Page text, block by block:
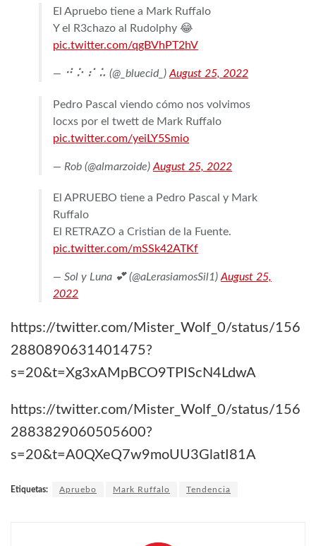
El Apruebo tiene a Mark Ruffalo
Y el R3chazo al Rudolphy 😂
pic.twitter.com/qgBVhPT2hV
— ⠚ ⠕ ⠎ ⠥ (@_bluecid_) August 25, 2022
Pedro Pascal viendo cómo nos volvimos
locxs por el twett de Mark Ruffalo
pic.twitter.com/yeiLY5Smio
— Rob (@almarzoide) August 25, 2022
El APRUEBO tiene a Pedro Pascal y Mark
Ruffalo
El RETRAZO a Cristian de la Fuente.
pic.twitter.com/mSSk42ATKf
— Sol y Luna 💕 (@aLerasiamosSil1) August 25,
2022
https://twitter.com/Mister_Wolf_0/status/156
2880890631401475?
s=20&t=Xg3xAMpBCO9TPIScN4LdwA
https://twitter.com/Mister_Wolf_0/status/156
2883829060505600?
s=20&t=A0QXeQ7w9moUU3GlatI81A
Etiquetas: Apruebo Mark Ruffalo Tendencia